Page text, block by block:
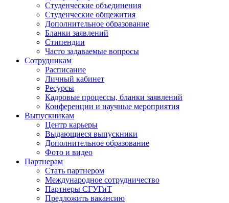
Студенческие объединения
Студенческие общежития
Дополнительное образование
Бланки заявлений
Стипендии
Часто задаваемые вопросы
Сотрудникам
Расписание
Личный кабинет
Ресурсы
Кадровые процессы, бланки заявлений
Конференции и научные мероприятия
Выпускникам
Центр карьеры
Выдающиеся выпускники
Дополнительное образование
Фото и видео
Партнерам
Стать партнером
Международное сотрудничество
Партнеры СГУГиТ
Предложить вакансию